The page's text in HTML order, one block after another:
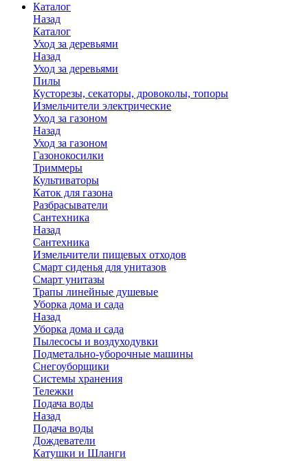
Каталог
Назад
Каталог
Уход за деревьями
Назад
Уход за деревьями
Пилы
Кусторезы, секаторы, дровоколы, топоры
Измельчители электрические
Уход за газоном
Назад
Уход за газоном
Газонокосилки
Триммеры
Культиваторы
Каток для газона
Разбрасыватели
Сантехника
Назад
Сантехника
Измельчители пищевых отходов
Смарт сиденья для унитазов
Смарт унитазы
Трапы линейные душевые
Уборка дома и сада
Назад
Уборка дома и сада
Пылесосы и воздуходувки
Подметально-уборочные машины
Снегоуборщики
Системы хранения
Тележки
Подача воды
Назад
Подача воды
Дождеватели
Катушки и Шланги